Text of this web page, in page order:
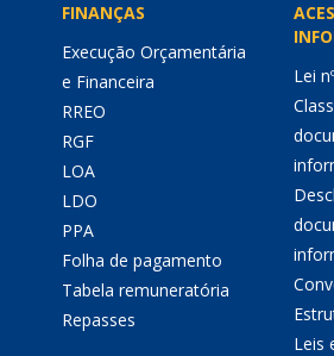
FINANÇAS
Execução Orçamentária
e Financeira
RREO
RGF
LOA
LDO
PPA
Folha de pagamento
Tabela remuneratória
Repasses
Lei
Leis